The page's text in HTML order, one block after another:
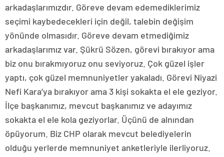
arkadaşlarımızdır. Göreve devam edemediklerimiz
seçimi kaybedecekleri için değil, talebin değişim
yönünde olmasıdır. Göreve devam etmediğimiz
arkadaşlarımız var. Şükrü Sözen, görevi bırakıyor ama
biz onu bırakmıyoruz onu seviyoruz. Çok güzel işler
yaptı, çok güzel memnuniyetler yakaladı. Görevi Niyazi
Nefi Kara’ya bırakıyor ama 3 kişi sokakta el ele geziyor.
İlçe başkanımız, mevcut başkanımız ve adayımız
sokakta el ele kola geziyorlar. Üçünü de alnından
öpüyorum. Biz CHP olarak mevcut belediyelerin
olduğu yerlerde memnuniyet anketleriyle ilerliyoruz.